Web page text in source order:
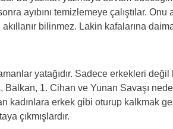
ayıbını temizlemeye çalıştılar.
bilinmez. Lakin kafalarına
yatağıdır. Sadece erkekleri değil
Balkan, 1. Cihan ve Yunan Savaşı
kadınlara erkek gibi oturup kalkmak
çıkmışlardır.